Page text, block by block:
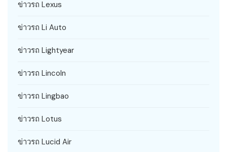
ข่าวรถ Lexus
ข่าวรถ Li Auto
ข่าวรถ Lightyear
ข่าวรถ Lincoln
ข่าวรถ Lingbao
ข่าวรถ Lotus
ข่าวรถ Lucid Air